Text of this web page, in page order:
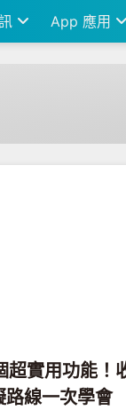
App 應用
超實用功能！
路線一次學會